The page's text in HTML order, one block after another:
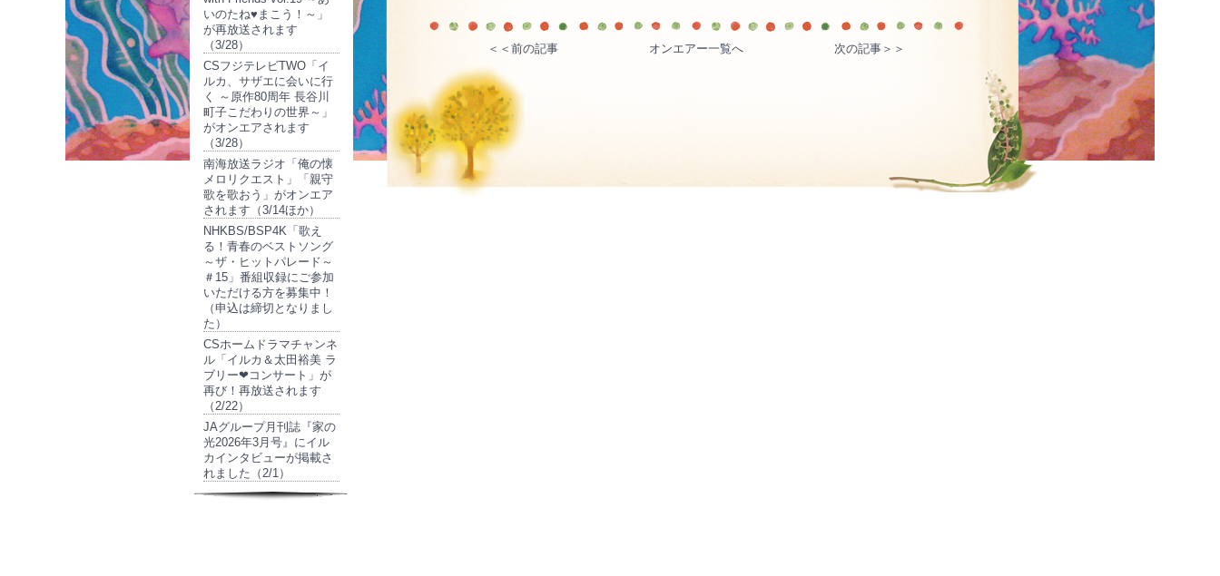
いのたね♥まこう！～」
が再放送されます
（3/28）
CSフジテレビTWO「イ
ルカ、サザエに会いに行
く ～原作80周年 長谷川
町子こだわりの世界～」
がオンエアされます
（3/28）
南海放送ラジオ「俺の懐
メロリクエスト」「親守
歌を歌おう」がオンエア
されます（3/14ほか）
NHKBS/BSP4K「歌え
る！青春のベストソング
～ザ・ヒットパレード～
＃15」番組収録にご参加
いただける方を募集中！
（申込は締切となりまし
た）
CSホームドラマチャンネ
ル「イルカ＆太田裕美 ラ
ブリー❤コンサート」が
再び！再放送されます
（2/22）
JAグループ月刊誌『家の
光2026年3月号』にイル
カインタビューが掲載さ
れました（2/1）
＜＜前の記事 オンエアー一覧へ 次の記事＞＞